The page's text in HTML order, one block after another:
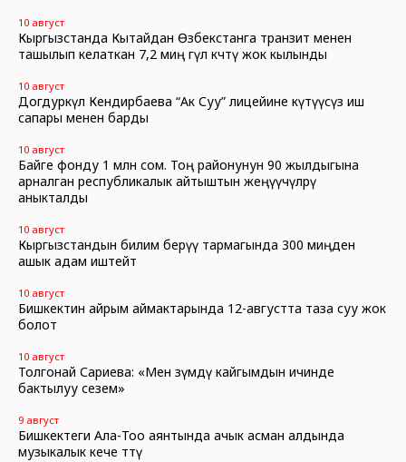
10 август
Кыргызстанда Кытайдан Өзбекстанга транзит менен
ташылып келаткан 7,2 миң гүл көчөтү жок кылынды
10 август
Догдуркүл Кендирбаева “Ак Суу” лицейине күтүүсүз иш
сапары менен барды
10 август
Байге фонду 1 млн сом. Тоң районунун 90 жылдыгына
арналган республикалык айтыштын жеңүүчүлөрү
аныкталды
10 август
Кыргызстандын билим берүү тармагында 300 миңден
ашык адам иштейт
10 август
Бишкектин айрым аймактарында 12-августта таза суу жок
болот
10 август
Толгонай Сариева: «Мен өзүмдү кайгымдын ичинде
бактылуу сезем»
9 август
Бишкектеги Ала-Тоо аянтында ачык асман алдында
музыкалык кече өттү